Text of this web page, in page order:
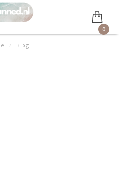
0
/ Blog